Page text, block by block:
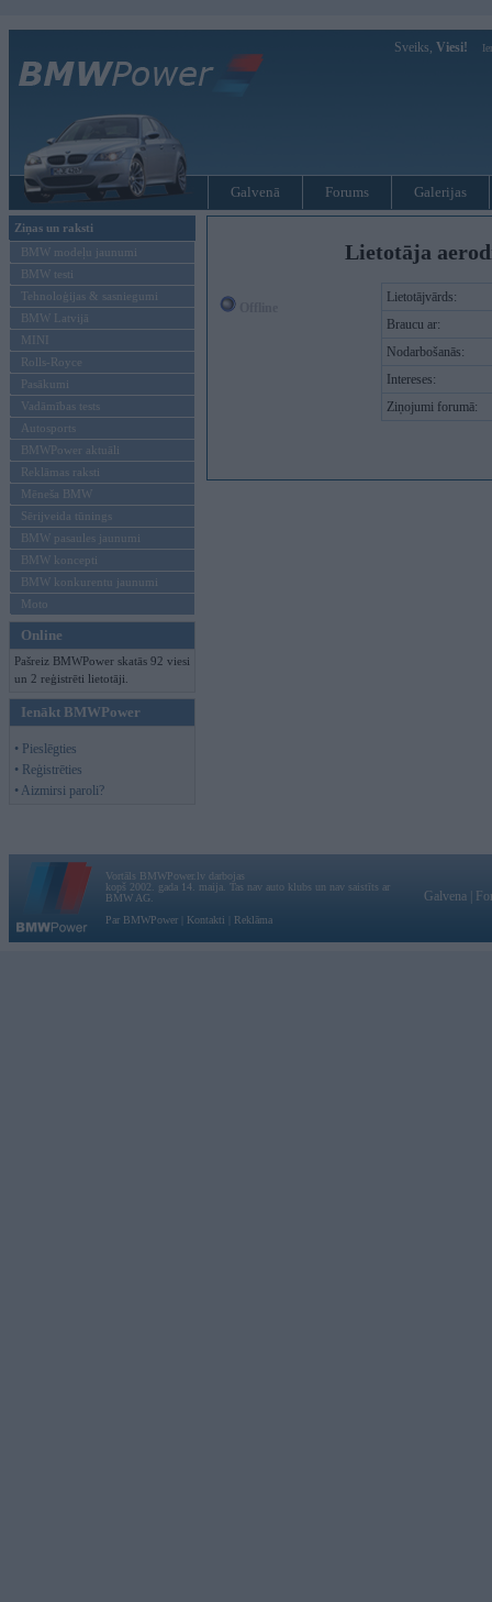
Sveiks, Viesi!
Galvenā Forums Galerijas
Ziņas un raksti
BMW modeļu jaunumi
BMW testi
Tehnoloģijas & sasniegumi
BMW Latvijā
MINI
Rolls-Royce
Pasākumi
Vadāmības tests
Autosports
BMWPower aktuāli
Reklāmas raksti
Mēneša BMW
Sērijveida tūnings
BMW pasaules jaunumi
BMW koncepti
BMW konkurentu jaunumi
Moto
Online
Pašreiz BMWPower skatās 92 viesi
un 2 reģistrēti lietotāji.
Ienākt BMWPower
• Pieslēgties
• Reģistrēties
• Aizmirsi paroli?
Lietotāja
Lietotājvārds:
Braucu ar:
Nodarbošanās:
Intereses:
Ziņojumi forumā:
Vortāls BMWPower.lv darbojas
kopš 2002. gada 14. maija. Tas nav auto klubs un nav saistīts ar
BMW AG.
Par BMWPower
Kontakti Reklāma
Galvena